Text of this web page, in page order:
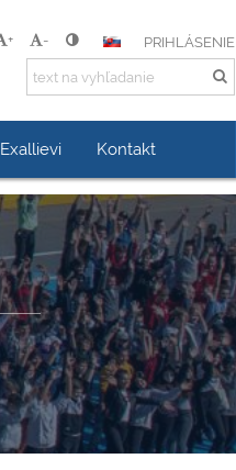
+ - PRIHLÁSENIE
Exallievi Kontakt